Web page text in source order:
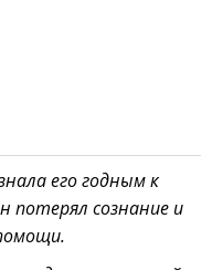
его годным к
потерял сознание и